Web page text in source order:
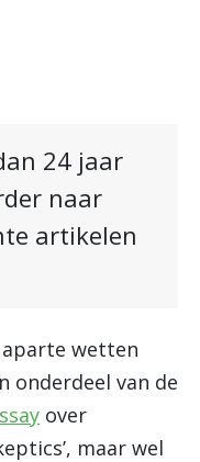
24 jaar
naar
artikelen
wetten
onderdeel van de
over
maar wel